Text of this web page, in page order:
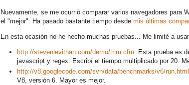
Nuevamente, se me ocurrió comparar varios navegadores para
el "mejor". Ha pasado bastante tiempo desde mis últimas
En esta ocasión no he hecho muchas pruebas... Me limité a
http://stevenlevithan.com/demo/trim.cfm: Esta prueba es
javascript y regex. Escribí el tiempo multiplicado por 20.
http://v8.googlecode.com/svn/data/benchmarks/v6/run.html
V8, versión 6. Mayor es mejor.